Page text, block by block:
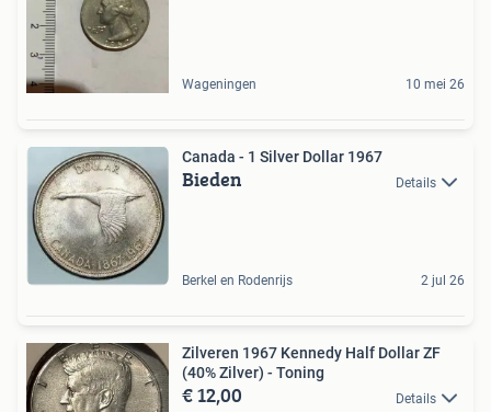
Wageningen 10 mei 26
Canada - 1 Silver Dollar 1967
Bieden Details
Berkel en Rodenrijs 2 jul 26
Zilveren 1967 Kennedy Half Dollar ZF
(40% Zilver) - Toning
€ 12,00 Details